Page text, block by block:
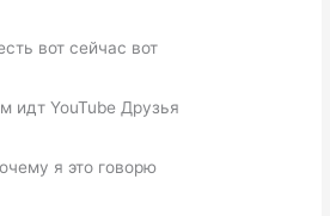
вот сейчас вот
идт YouTube Друзья
я это говорю